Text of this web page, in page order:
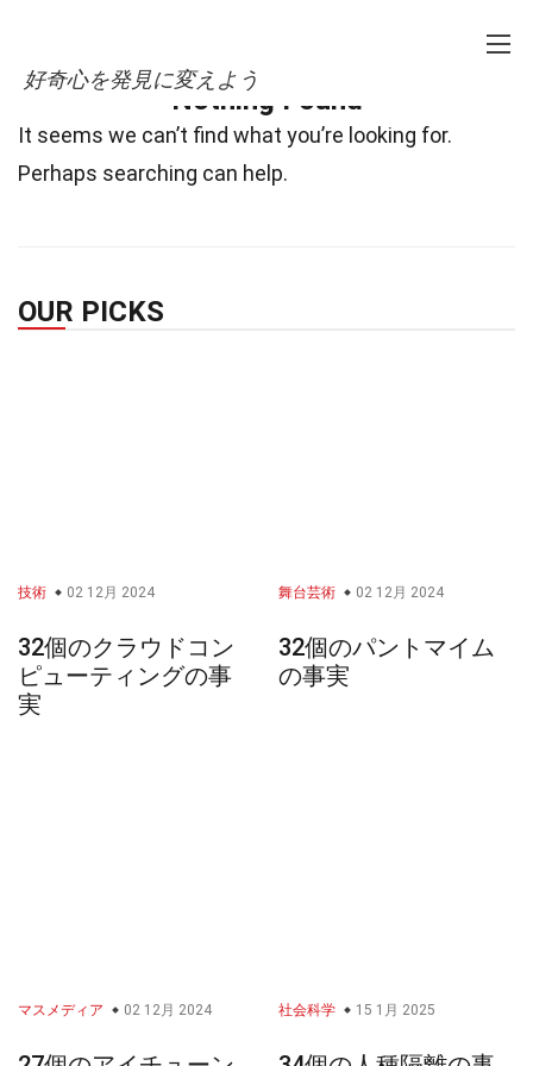
好奇心を発見に変えよう
Home
Nothing Found
It seems we can’t find what you’re looking for.
Perhaps searching can help.
OUR PICKS
技術 02 12月 2024
32個のクラウドコン
ピューティングの事
実
舞台芸術 02 12月 2024
32個のパントマイム
の事実
マスメディア 02 12月 2024 社会科学 15 1月 2025